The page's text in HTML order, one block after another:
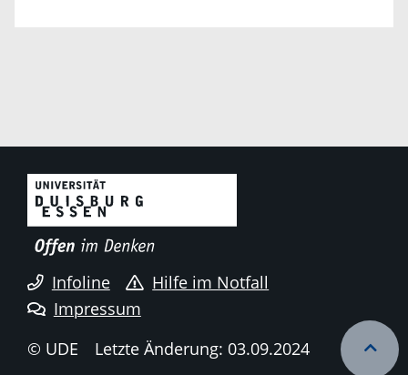
Infoline
Hilfe im Notfall
Impressum
© UDE
Letzte Änderung: 03.09.2024